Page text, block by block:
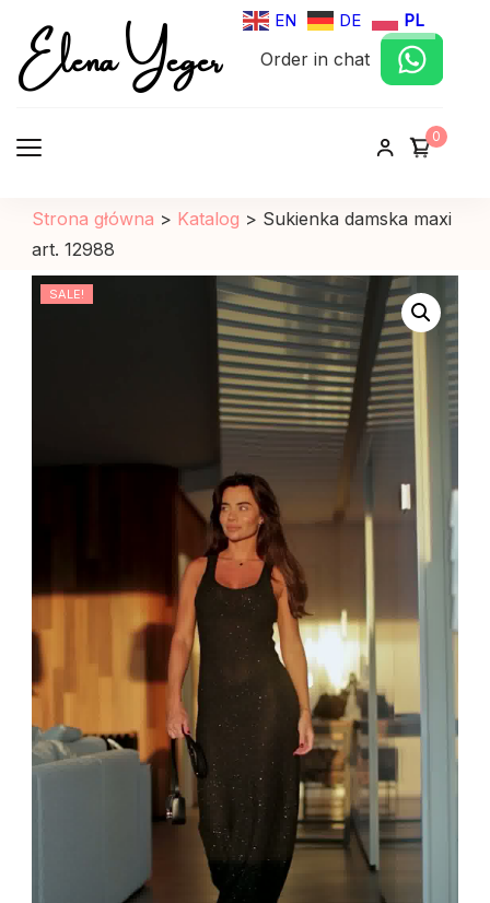
EN DE PL
Elena Yeger
Sklep internetowy odziez damska
Order in chat
0
Strona główna > Katalog > Sukienka damska maxi
art. 12988
SALE!